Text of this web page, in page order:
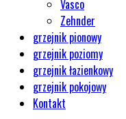
Vasco
Zehnder
grzejnik pionowy
grzejnik poziomy
grzejnik łazienkowy
grzejnik pokojowy
Kontakt